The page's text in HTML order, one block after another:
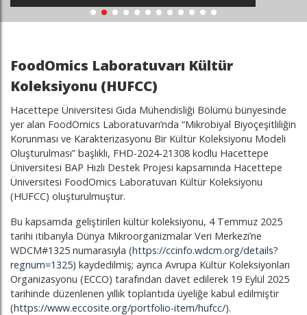
FoodOmics Laboratuvarı Kültür
Koleksiyonu (HUFCC)
Hacettepe Üniversitesi Gıda Mühendisliği Bölümü bünyesinde
yer alan FoodOmics Laboratuvarı’nda “Mikrobiyal Biyoçeşitliliğin
Korunması ve Karakterizasyonu Bir Kültür Koleksiyonu Modeli
Oluşturulması” başlıklı, FHD-2024-21308 kodlu Hacettepe
Üniversitesi BAP Hızlı Destek Projesi kapsamında Hacettepe
Üniversitesi FoodOmics Laboratuvarı Kültür Koleksiyonu
(HUFCC) oluşturulmuştur.
Bu kapsamda geliştirilen kültür koleksiyonu, 4 Temmuz 2025
tarihi itibarıyla Dünya Mikroorganizmalar Veri Merkezi’ne
WDCM#1325 numarasıyla (https://ccinfo.wdcm.org/details?
regnum=1325) kaydedilmiş; ayrıca Avrupa Kültür Koleksiyonları
Organizasyonu (ECCO) tarafından davet edilerek 19 Eylül 2025
tarihinde düzenlenen yıllık toplantıda üyeliğe kabul edilmiştir
(https://www.eccosite.org/portfolio-item/hufcc/).